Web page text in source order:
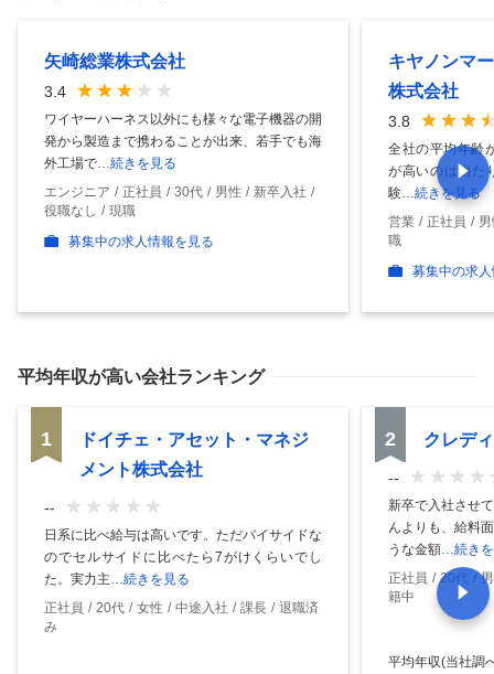
矢崎総業株式会社
3.4
ワイヤーハーネス以外にも様々な電子機器の開
発から製造まで携わることが出来、若手でも海
外工場で …続きを見る
エンジニア
正社員 30代 男性
新卒入社
役職なし
現職
募集中の求人情報を見る
キヤノンマ
株式会社
3.8
全社の平均年齢
が高いのは当た
験 …続きを見る
営業
正社員
職
募集中の求
平均年収が高い会社ランキング
1
ドイチェ・アセット・マネジ
メント株式会社
--
日系に比べ給与は高いです。ただバイサイドな
のでセルサイドに比べたら7がけくらいでし
た。実力主…続きを見る
正社員
20代 女性 中途入社 課長
退職済
み
2 クレデ
--
新卒で入社させ
んよりも、給料
うな金額…続き
正社員
20代
籍中
平均年収(当社調